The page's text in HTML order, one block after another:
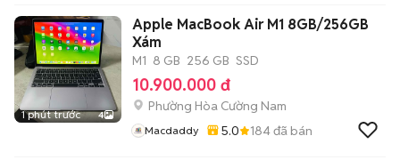
1 phút trước 4
Apple MacBook Air M1 8GB/256GB
Xám
M1 8 GB 256 GB SSD
10.900.000 đ
Phường Hòa Cường Nam
Macdaddy 5.0 184đã bán